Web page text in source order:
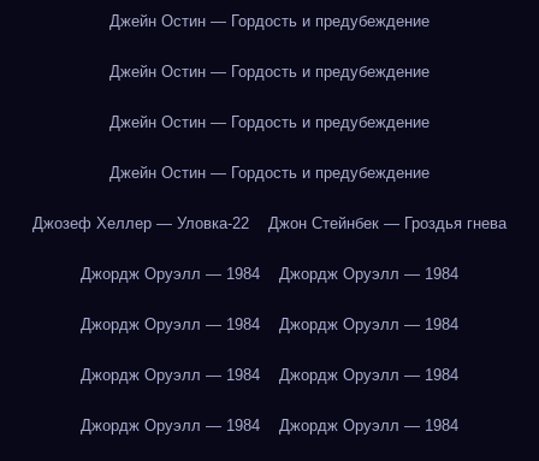
Джейн Остин — Гордость и предубеждение
Джейн Остин — Гордость и предубеждение
Джейн Остин — Гордость и предубеждение
Джейн Остин — Гордость и предубеждение
Джозеф Хеллер — Уловка-22 Джон Стейнбек — Гроздья гнева
Джордж Оруэлл — 1984 Джордж Оруэлл — 1984
Джордж Оруэлл — 1984 Джордж Оруэлл — 1984
Джордж Оруэлл — 1984 Джордж Оруэлл — 1984
Джордж Оруэлл — 1984 Джордж Оруэлл — 1984